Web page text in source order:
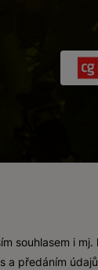
alkoholických
Vytvořil
souhlasem i
a předáním